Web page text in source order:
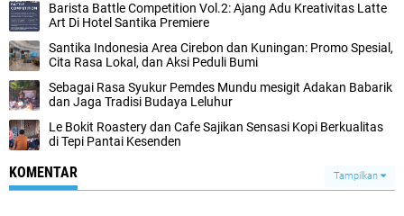
Barista Battle Competition Vol.2: Ajang Adu Kreativitas Latte
Art Di Hotel Santika Premiere
Santika Indonesia Area Cirebon dan Kuningan: Promo Spesial,
Cita Rasa Lokal, dan Aksi Peduli Bumi
Sebagai Rasa Syukur Pemdes Mundu mesigit Adakan Babarik
dan Jaga Tradisi Budaya Leluhur
Le Bokit Roastery dan Cafe Sajikan Sensasi Kopi Berkualitas
di Tepi Pantai Kesenden
KOMENTAR Tampilkan